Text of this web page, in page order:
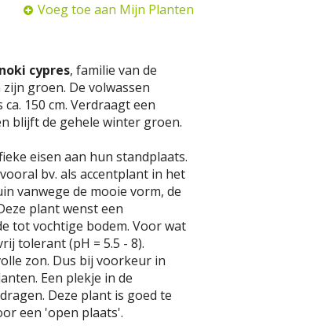
Voeg toe aan Mijn Planten
cypres, familie van de
groen. De volwassen
ca. 150 cm. Verdraagt een
blijft de gehele winter groen.
eisen aan hun standplaats.
bv. als accentplant in het
vanwege de mooie vorm, de
plant wenst een
tot vochtige bodem. Voor wat
tolerant (pH = 5.5 - 8).
zon. Dus bij voorkeur in
Een plekje in de
Deze plant is goed te
een 'open plaats'.